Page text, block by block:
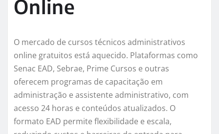
Online
O mercado de cursos técnicos administrativos
online gratuitos está aquecido. Plataformas como
Senac EAD, Sebrae, Prime Cursos e outras
oferecem programas de capacitação em
administração e assistente administrativo, com
acesso 24 horas e conteúdos atualizados. O
formato EAD permite flexibilidade e escala,